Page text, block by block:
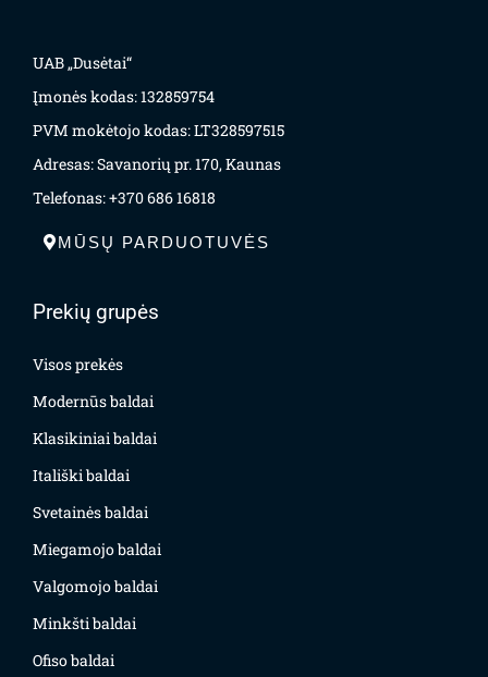
UAB „Dusėtai“
Įmonės kodas: 132859754
PVM mokėtojo kodas: LT328597515
Adresas: Savanorių pr. 170, Kaunas
Telefonas: +370 686 16818
MŪSŲ PARDUOTUVĖS
Prekių grupės
Visos prekės
Modernūs baldai
Klasikiniai baldai
Itališki baldai
Svetainės baldai
Miegamojo baldai
Valgomojo baldai
Minkšti baldai
Ofiso baldai